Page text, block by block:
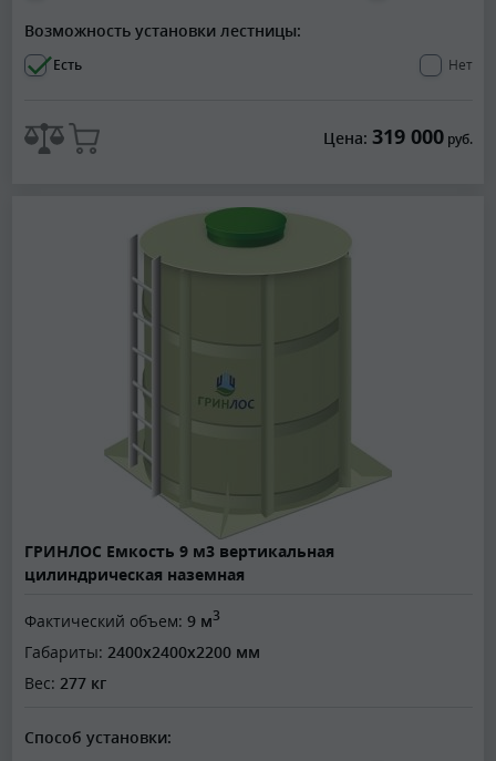
Возможность установки лестницы:
Есть Нет
Цена: 319 000руб.
ГРИНЛОС Емкость 9 м3 вертикальная
цилиндрическая наземная
Фактический объем: 9 м3
Габариты: 2400x2400x2200 мм
Вес: 277 кг
Способ установки: